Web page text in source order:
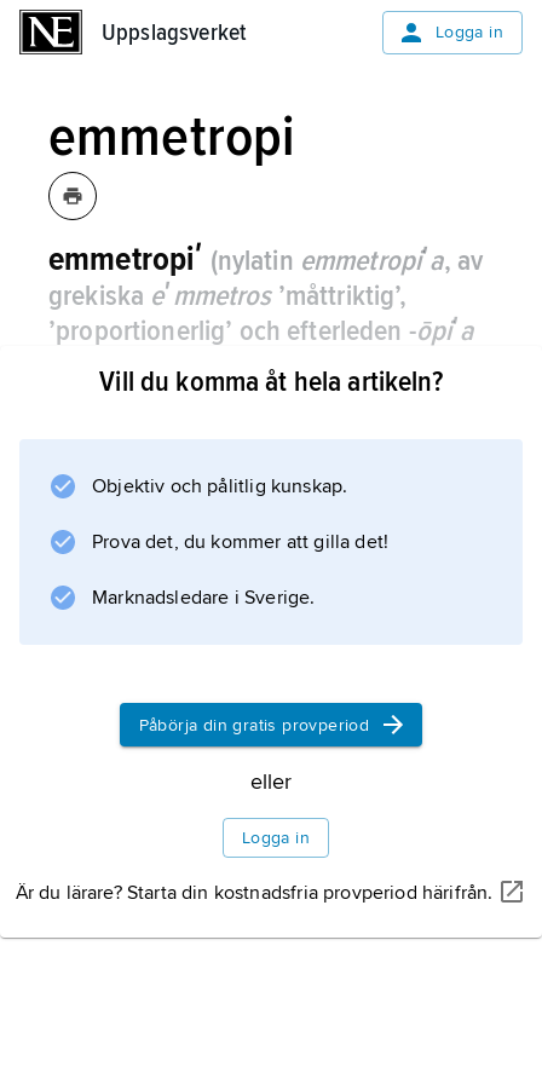
Uppslagsverket Logga in
emmetropi
emmetropiʹ (nylatin emmetropiʹa, av
grekiska eʹmmetros’måttriktig’,
’proportionerlig’ och efterleden -ōpiʹa
’-syn’, avōps ,normal ljusbrytning
i ögat.
samman på näthinnan utan att ögat ställer om
Vill du komma åt hela artikeln?
Objektiv och pålitlig kunskap.
Prova det, du kommer att gilla det!
Marknadsledare i Sverige.
Påbörja din gratis provperiod
eller
Logga in
Är du lärare? Starta din kostnadsfria provperiod härifrån.